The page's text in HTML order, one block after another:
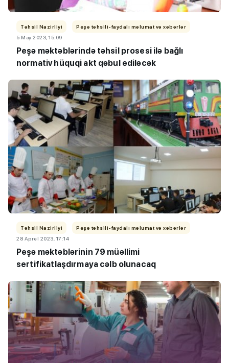
Təhsil Nazirliyi
Peşə təhsili-faydalı məlumat və xəbərlər
5 May 2023, 15:09
Peşə məktəblərində təhsil prosesi ilə bağlı
normativ hüquqi akt qəbul ediləcək
Təhsil Nazirliyi
Peşə təhsili-faydalı məlumat və xəbərlər
28 Aprel 2023, 17:14
Peşə məktəblərinin 79 müəllimi
sertifikatlaşdırmaya cəlb olunacaq